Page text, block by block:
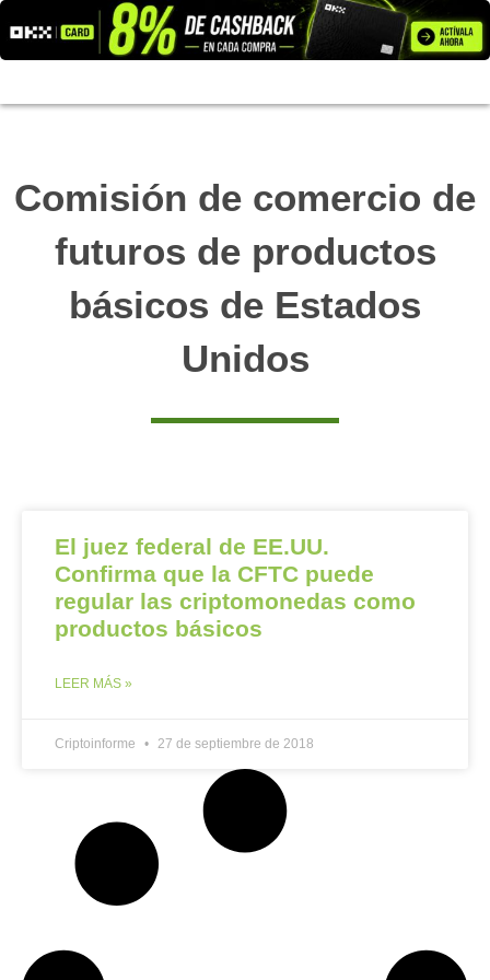
al
contenido
Comisión de comercio de
futuros de productos
básicos de Estados
Unidos
El juez federal de EE.UU.
Confirma que la CFTC puede
regular las criptomonedas como
productos básicos
LEER MÁS »
Criptoinforme 27 de septiembre de 2018